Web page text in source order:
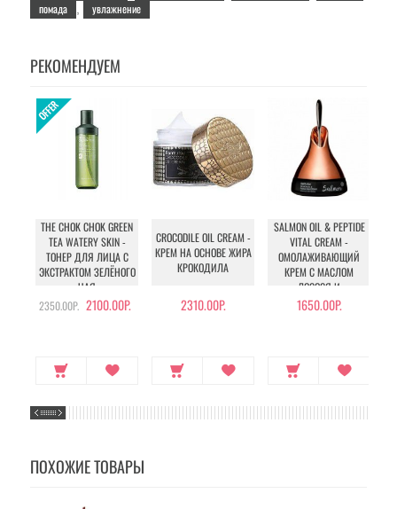
помада увлажнение
РЕКОМЕНДУЕМ
THE CHOK CHOK GREEN
TEA WATERY SKIN -
ТОНЕР ДЛЯ ЛИЦА С
ЭКСТРАКТОМ ЗЕЛЁНОГО
ЧАЯ
2350.00Р. 2100.00Р.
CROCODILE OIL CREAM -
КРЕМ НА ОСНОВЕ ЖИРА
КРОКОДИЛА
2310.00Р.
SALMON OIL & PEPTIDE
VITAL CREAM -
ОМОЛАЖИВАЮЩИЙ
КРЕМ С МАСЛОМ
ЛОСОСЯ И
ПЕПТИДАМИ
1650.00Р.
ПОХОЖИЕ ТОВАРЫ